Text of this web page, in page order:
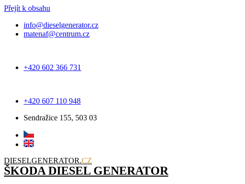
Přejít k obsahu
info@dieselgenerator.cz
matenaf@centrum.cz
+420 602 366 731
+420 607 110 948
Sendražice 155, 503 03
DIESELGENERATOR.CZ
ŠKODA DIESEL GENERATOR